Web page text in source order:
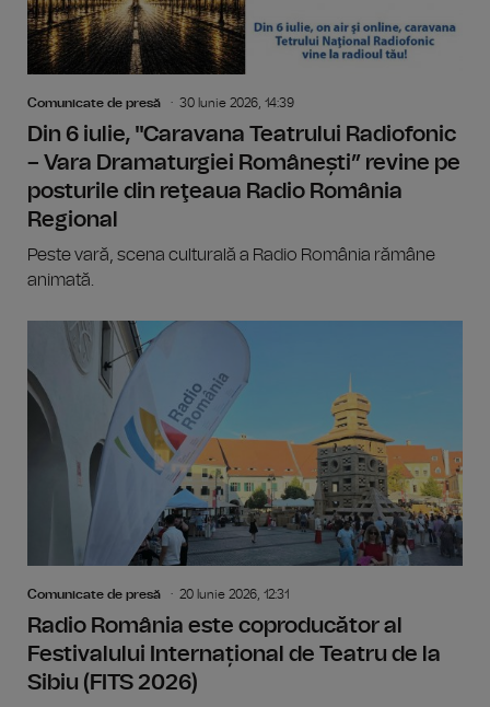
Comunicate de presă 30 Iunie 2026, 14:39
Din 6 iulie, "Caravana Teatrului Radiofonic
– Vara Dramaturgiei Românești” revine pe
posturile din reţeaua Radio România
Regional
Peste vară, scena culturală a Radio România rămâne
animată.
Comunicate de presă 20 Iunie 2026, 12:31
Radio România este coproducător al
Festivalului Internațional de Teatru de la
Sibiu (FITS 2026)